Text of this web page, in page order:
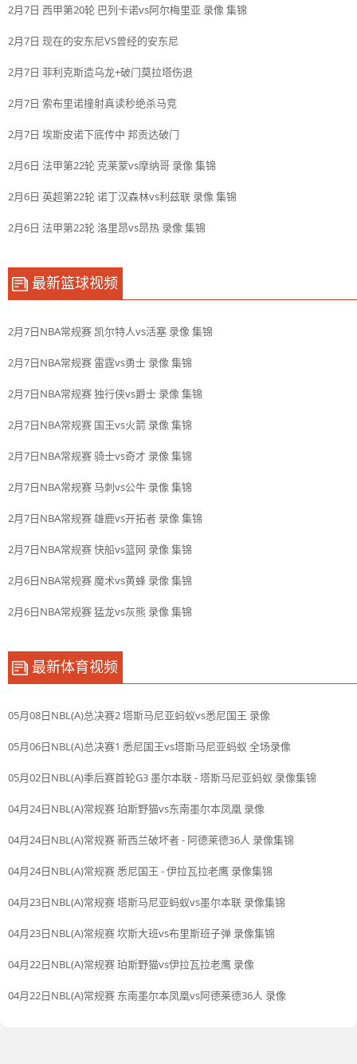
2月7日 西甲第20轮 巴列卡诺vs阿尔梅里亚 录像 集锦
2月7日 现在的安东尼VS曾经的安东尼
2月7日 菲利克斯造乌龙+破门莫拉塔伤退
2月7日 索布里诺撞射真读秒绝杀马竞
2月7日 埃斯皮诺下底传中 邦贡达破门
2月6日 法甲第22轮 克莱蒙vs摩纳哥 录像 集锦
2月6日 英超第22轮 诺丁汉森林vs利兹联 录像 集锦
2月6日 法甲第22轮 洛里昂vs昂热 录像 集锦
最新篮球视频
2月7日NBA常规赛 凯尔特人vs活塞 录像 集锦
2月7日NBA常规赛 雷霆vs勇士 录像 集锦
2月7日NBA常规赛 独行侠vs爵士 录像 集锦
2月7日NBA常规赛 国王vs火箭 录像 集锦
2月7日NBA常规赛 骑士vs奇才 录像 集锦
2月7日NBA常规赛 马刺vs公牛 录像 集锦
2月7日NBA常规赛 雄鹿vs开拓者 录像 集锦
2月7日NBA常规赛 快船vs篮网 录像 集锦
2月6日NBA常规赛 魔术vs黄蜂 录像 集锦
2月6日NBA常规赛 猛龙vs灰熊 录像 集锦
最新体育视频
05月08日NBL(A)总决赛2 塔斯马尼亚蚂蚁vs悉尼国王 录像
05月06日NBL(A)总决赛1 悉尼国王vs塔斯马尼亚蚂蚁 全场录像
05月02日NBL(A)季后赛首轮G3 墨尔本联 - 塔斯马尼亚蚂蚁 录像集锦
04月24日NBL(A)常规赛 珀斯野猫vs东南墨尔本凤凰 录像
04月24日NBL(A)常规赛 新西兰破坏者 - 阿德莱德36人 录像集锦
04月24日NBL(A)常规赛 悉尼国王 - 伊拉瓦拉老鹰 录像集锦
04月23日NBL(A)常规赛 塔斯马尼亚蚂蚁vs墨尔本联 录像集锦
04月23日NBL(A)常规赛 坎斯大班vs布里斯班子弹 录像集锦
04月22日NBL(A)常规赛 珀斯野猫vs伊拉瓦拉老鹰 录像
04月22日NBL(A)常规赛 东南墨尔本凤凰vs阿德莱德36人 录像